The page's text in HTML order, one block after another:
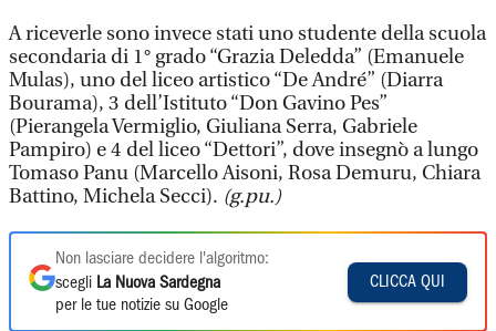
A riceverle sono invece stati uno studente della scuola
secondaria di 1° grado “Grazia Deledda” (Emanuele
Mulas), uno del liceo artistico “De André” (Diarra
Bourama), 3 dell’Istituto “Don Gavino Pes”
(Pierangela Vermiglio, Giuliana Serra, Gabriele
Pampiro) e 4 del liceo “Dettori”, dove insegnò a lungo
Tomaso Panu (Marcello Aisoni, Rosa Demuru, Chiara
Battino, Michela Secci). (g.pu.)
Non lasciare decidere l'algoritmo:
scegli La Nuova Sardegna
per le tue notizie su Google
CLICCA QUI